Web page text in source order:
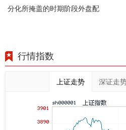
分化所掩盖的时期阶段外盘配
行情指数
上证走势 深证走